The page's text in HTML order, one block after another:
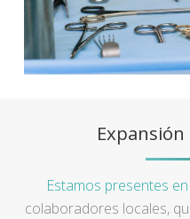
Estamos presentes
colaboradores locales,